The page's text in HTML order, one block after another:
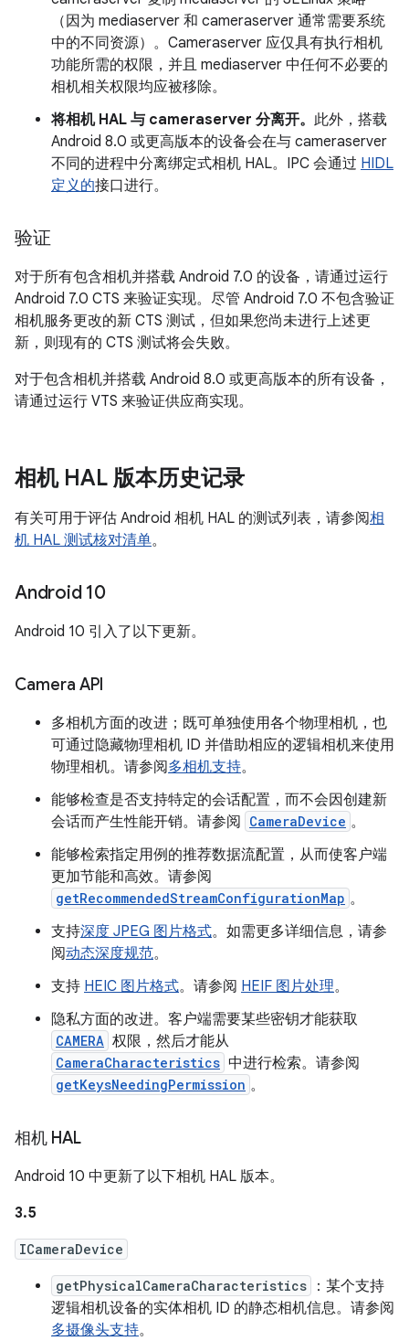
（因为 mediaserver 和 cameraserver 通常需要系统
中的不同资源）。Cameraserver 应仅具有执行相机
功能所需的权限，并且 mediaserver 中任何不必要的
相机相关权限均应被移除。
将相机 HAL 与 cameraserver 分离开。 此外，搭载
Android 8.0 或更高版本的设备会在与 cameraserver
不同的进程中分离绑定式相机 HAL。IPC 会通过 HIDL
定义的接口进行。
验证
对于所有包含相机并搭载 Android 7.0 的设备，请通过运行
Android 7.0 CTS 来验证实现。尽管 Android 7.0 不包含验证
相机服务更改的新 CTS 测试，但如果您尚未进行上述更
新，则现有的 CTS 测试将会失败。
对于包含相机并搭载 Android 8.0 或更高版本的所有设备，
请通过运行 VTS 来验证供应商实现。
相机 HAL 版本历史记录
有关可用于评估 Android 相机 HAL 的测试列表，请参阅相
机 HAL 测试核对清单。
Android 10
Android 10 引入了以下更新。
Camera API
多相机方面的改进；既可单独使用各个物理相机，也
可通过隐藏物理相机 ID 并借助相应的逻辑相机来使用
物理相机。请参阅多相机支持。
能够检查是否支持特定的会话配置，而不会因创建新
会话而产生性能开销。请参阅
CameraDevice 。
能够检索指定用例的推荐数据流配置，从而使客户端
更加节能和高效。请参阅
getRecommendedStreamConfigurationMap 。
支持深度 JPEG 图片格式。如需更多详细信息，请参
阅动态深度规范。
支持 HEIC 图片格式。请参阅 HEIF 图片处理。
隐私方面的改进。客户端需要某些密钥才能获取
CAMERA 权限，然后才能从
CameraCharacteristics 中进行检索。请参阅
getKeysNeedingPermission 。
相机 HAL
Android 10 中更新了以下相机 HAL 版本。
3.5
ICameraDevice
getPhysicalCameraCharacteristics
：某个支持
逻辑相机设备的实体相机 ID 的静态相机信息。请参阅
多摄像头支持。